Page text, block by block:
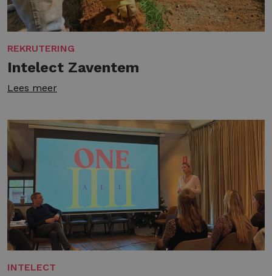
REKRUTERING
Intelect Zaventem
Lees meer
INTELECT